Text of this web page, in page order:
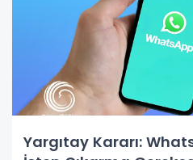
Yargıtay Kararı: